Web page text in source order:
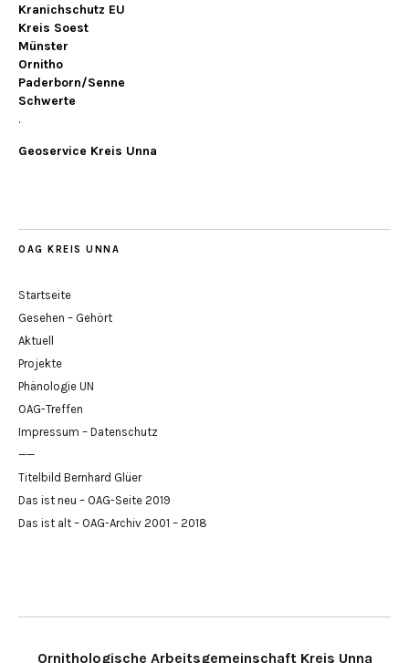
Kranichschutz EU
Kreis Soest
Münster
Ornitho
Paderborn/Senne
Schwerte
.
Geoservice Kreis Unna
OAG KREIS UNNA
Startseite
Gesehen – Gehört
Aktuell
Projekte
Phänologie UN
OAG-Treffen
Impressum – Datenschutz
——
Titelbild Bernhard Glüer
Das ist neu – OAG-Seite 2019
Das ist alt – OAG-Archiv 2001 – 2018
Ornithologische Arbeitsgemeinschaft Kreis Unna